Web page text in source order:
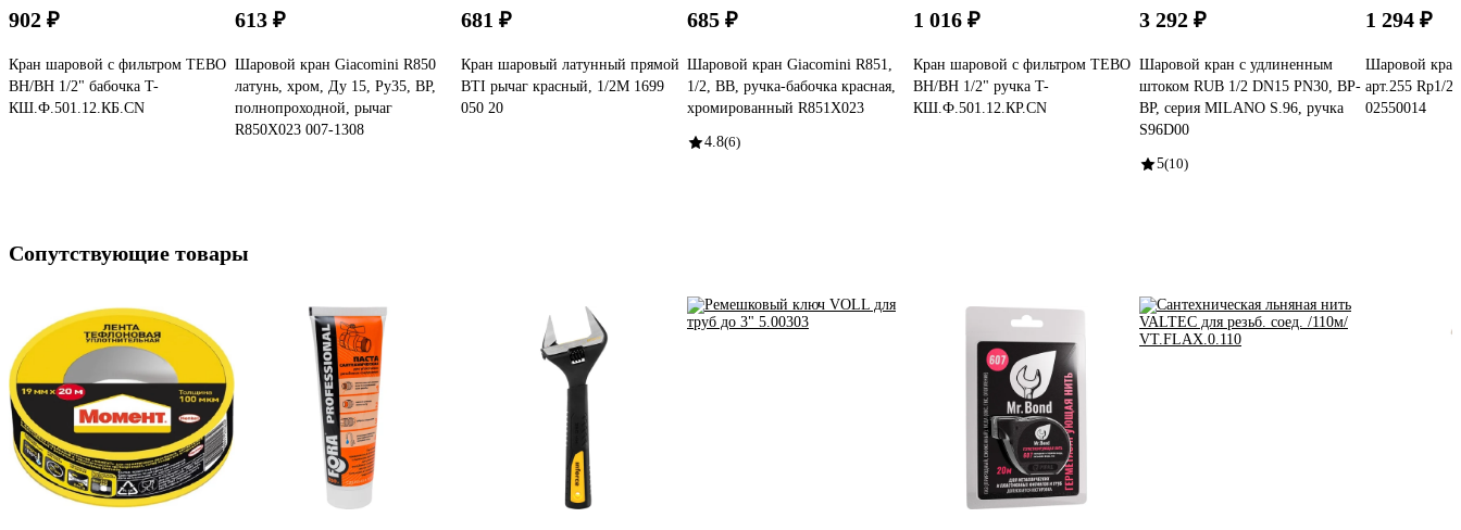
902 ₽
Кран шаровой с фильтром TEBO
ВН/ВН 1/2" бабочка T-
КШ.Ф.501.12.КБ.CN
613 ₽
Шаровой кран Giacomini R850
латунь, хром, Ду 15, Ру35, ВР,
полнопроходной, рычаг
R850X023 007-1308
681 ₽
Кран шаровый латунный прямой
BTI рычаг красный, 1/2М 1699
050 20
685 ₽
Шаровой кран Giacomini R851,
1/2, ВВ, ручка-бабочка красная,
хромированный R851X023
4.8(6)
1 016 ₽
Кран шаровой с фильтром TEBO
ВН/ВН 1/2" ручка T-
КШ.Ф.501.12.КР.CN
3 292 ₽
Шаровой кран с удлиненным
штоком RUB 1/2 DN15 PN30, ВР-
ВР, серия MILANO S.96, ручка
S96D00
5(10)
1 294 ₽
Шаровой
арт.255 Rp1/
02550014
Сопутствующие товары